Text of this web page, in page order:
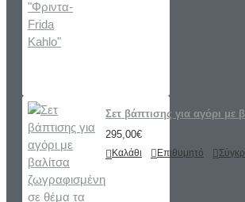
Σετ βάπτισης για αγόρι με
295,00€
Καλάθι Επιθυμητό